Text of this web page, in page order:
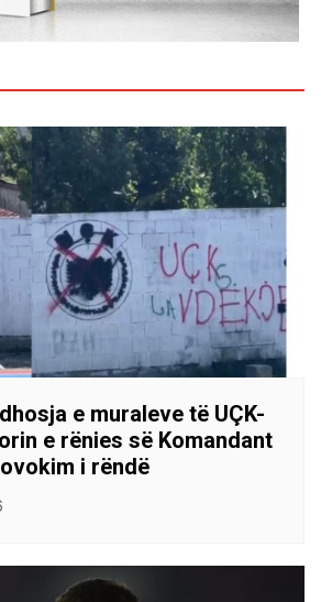
e muraleve të UÇK-
e rënies së Komandant
i rëndë